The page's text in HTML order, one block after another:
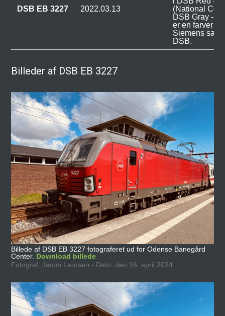
DSB EB 3227 2022.03.13
(National
DSB Gray -
er en farver
Siemens
DSB.
Billeder af DSB EB 3227
Billede af DSB EB 3227 fotograferet ud for Odense Banegård
Center. Download billede
Fotograf: Jacob Laursen - Dato: den 16. april 2024